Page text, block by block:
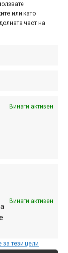
или като
част на
Винаги активен
Винаги активен
за тези цели